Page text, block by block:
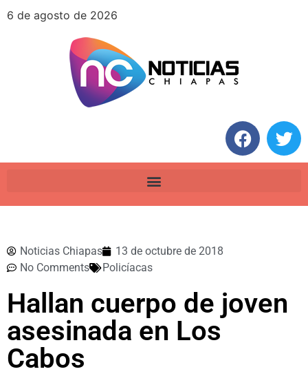
6 de agosto de 2026
Noticias Chiapas
13 de octubre de 2018
No Comments
Policíacas
Hallan cuerpo de joven
asesinada en Los
Cabos